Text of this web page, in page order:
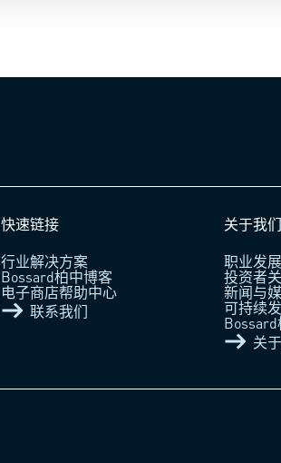
快速链接
行业解决方案
Bossard柏中博客
电子商店帮助中心
联系我们
关于我们
职业发展
投资者
新闻与
可持续
关